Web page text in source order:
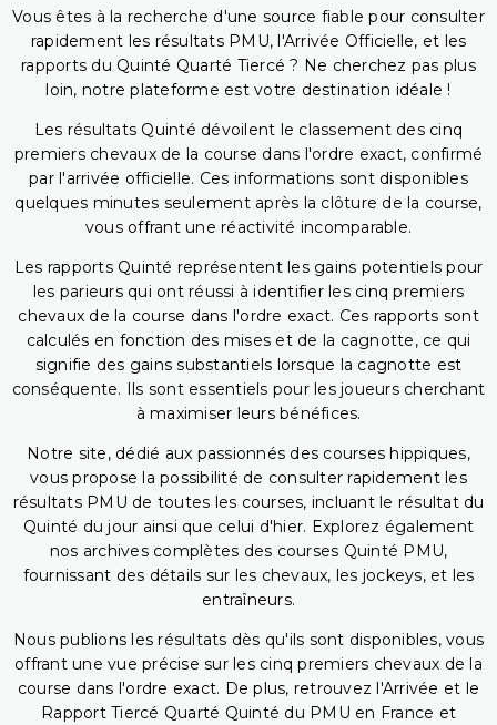
Vous êtes à la recherche d'une source fiable pour consulter
rapidement les résultats PMU, l'Arrivée Officielle, et les
rapports du Quinté Quarté Tiercé ? Ne cherchez pas plus
loin, notre plateforme est votre destination idéale !
Les résultats Quinté dévoilent le classement des cinq
premiers chevaux de la course dans l'ordre exact, confirmé
par l'arrivée officielle. Ces informations sont disponibles
quelques minutes seulement après la clôture de la course,
vous offrant une réactivité incomparable.
Les rapports Quinté représentent les gains potentiels pour
les parieurs qui ont réussi à identifier les cinq premiers
chevaux de la course dans l'ordre exact. Ces rapports sont
calculés en fonction des mises et de la cagnotte, ce qui
signifie des gains substantiels lorsque la cagnotte est
conséquente. Ils sont essentiels pour les joueurs cherchant
à maximiser leurs bénéfices.
Notre site, dédié aux passionnés des courses hippiques,
vous propose la possibilité de consulter rapidement les
résultats PMU de toutes les courses, incluant le résultat du
Quinté du jour ainsi que celui d'hier. Explorez également
nos archives complètes des courses Quinté PMU,
fournissant des détails sur les chevaux, les jockeys, et les
entraîneurs.
Nous publions les résultats dès qu'ils sont disponibles, vous
offrant une vue précise sur les cinq premiers chevaux de la
course dans l'ordre exact. De plus, retrouvez l'Arrivée et le
Rapport Tiercé Quarté Quinté du PMU en France et